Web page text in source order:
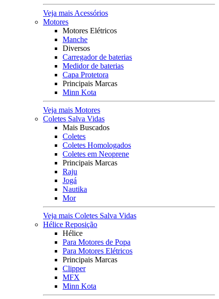
Veja mais Acessórios
Motores
Motores Elétricos
Manche
Diversos
Carregador de baterias
Medidor de baterias
Capa Protetora
Principais Marcas
Minn Kota
Veja mais Motores
Coletes Salva Vidas
Mais Buscados
Coletes
Coletes Homologados
Coletes em Neoprene
Principais Marcas
Raju
Jogá
Nautika
Mor
Veja mais Coletes Salva Vidas
Hélice Reposição
Hélice
Para Motores de Popa
Para Motores Elétricos
Principais Marcas
Clipper
MFX
Minn Kota